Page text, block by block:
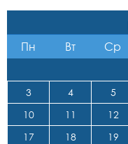
Пн
Вт Ср
3
4 5
10
11 12
17
18 19